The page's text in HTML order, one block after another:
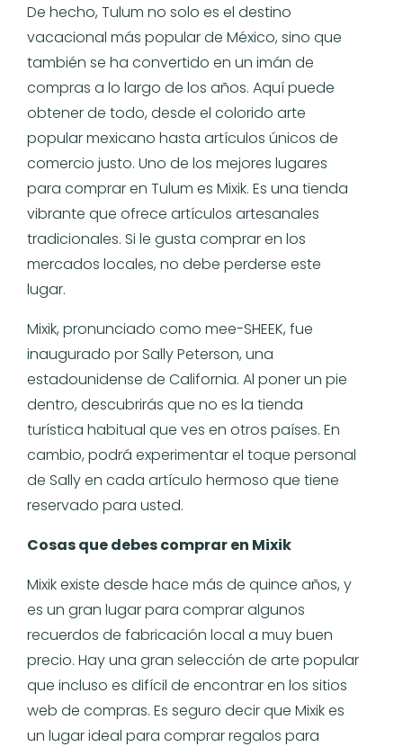
De hecho, Tulum no solo es el destino
vacacional más popular de México, sino que
también se ha convertido en un imán de
compras a lo largo de los años. Aquí puede
obtener de todo, desde el colorido arte
popular mexicano hasta artículos únicos de
comercio justo. Uno de los mejores lugares
para comprar en Tulum es Mixik. Es una tienda
vibrante que ofrece artículos artesanales
tradicionales. Si le gusta comprar en los
mercados locales, no debe perderse este
lugar.
Mixik, pronunciado como mee-SHEEK, fue
inaugurado por Sally Peterson, una
estadounidense de California. Al poner un pie
dentro, descubrirás que no es la tienda
turística habitual que ves en otros países. En
cambio, podrá experimentar el toque personal
de Sally en cada artículo hermoso que tiene
reservado para usted.
Cosas que debes comprar en Mixik
Mixik existe desde hace más de quince años, y
es un gran lugar para comprar algunos
recuerdos de fabricación local a muy buen
precio. Hay una gran selección de arte popular
que incluso es difícil de encontrar en los sitios
web de compras. Es seguro decir que Mixik es
un lugar ideal para comprar regalos para